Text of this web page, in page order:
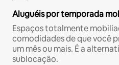
Aluguéis por temporada
Espaços totalmente
comodidades de que você
um mês ou mais. É a
sublocação.